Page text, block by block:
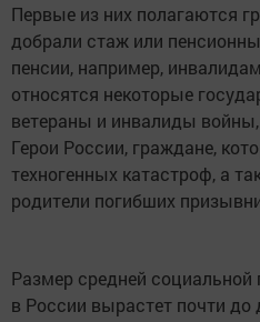
Первые из них полагаются
добрали стаж или
пенсии, например,
относятся некоторые
ветераны и инвалиды
Герои России, граждане,
техногенных катастроф, а
родители погибших
Размер средней социальной
в России вырастет почти до